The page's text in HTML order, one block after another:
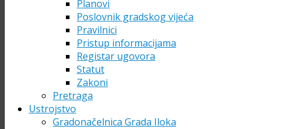
Planovi
Poslovnik gradskog vijeća
Pravilnici
Pristup informacijama
Registar ugovora
Statut
Zakoni
Pretraga
Ustrojstvo
Gradonačelnica Grada Iloka